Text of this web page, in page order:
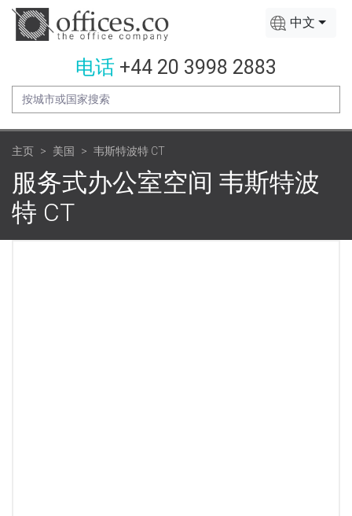
中文
电话 +44 20 3998 2883
主页 美国 韦斯特波特 CT
服务式办公室空间 韦斯特波
特 CT